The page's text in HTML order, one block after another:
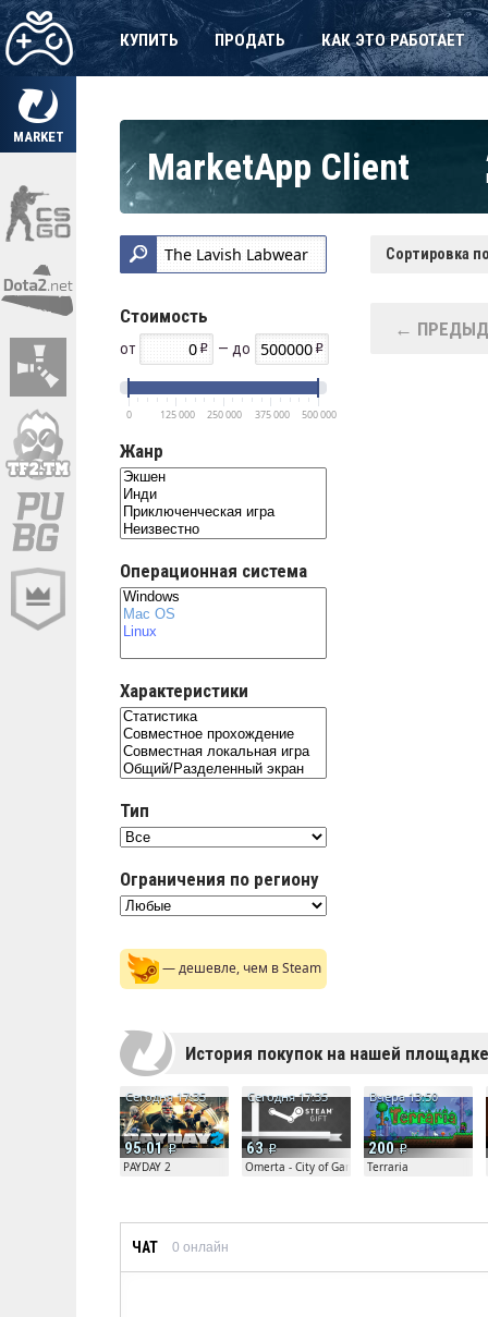
MARKET
КУПИТЬ ПРОДАТЬ КАК ЭТО РАБОТАЕТ
MarketApp Client
Стоимость
от — до
0 125 000 250 000 375 000 500 000
Жанр
Операционная система
Характеристики
Тип
Ограничения по региону
— дешевле, чем в Steam
Сортировка
←
История покупок на нашей площадке
95.01
Сегодня 17:35
PAYDAY 2
63
Сегодня 17:35
Omerta - City of Gangsters
200
Вчера 13:50
Terraria
ЧАТ 0 онлайн